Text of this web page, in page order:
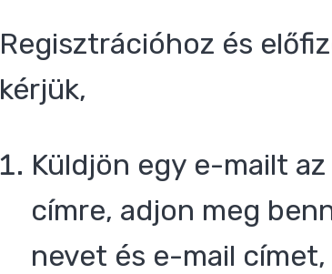
Regisztrációhoz és
kérjük,
Küldjön egy e-mailt az
címre, adjon meg
nevet és e-mail